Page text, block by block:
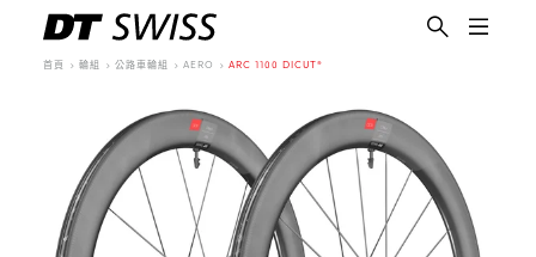
首頁 輪組 公路車輪組 AERO ARC 1100 DICUT®